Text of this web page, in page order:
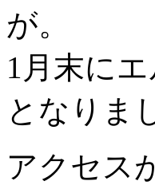
が。
1月末に
となりま
アクセス